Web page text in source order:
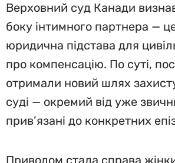
Верховний суд Канади
боку інтимного партнера —
юридична підстава для
про компенсацію. По суті,
отримали новий шлях
суді — окремий від уже
прив’язані до конкретних
Приводом стала справа